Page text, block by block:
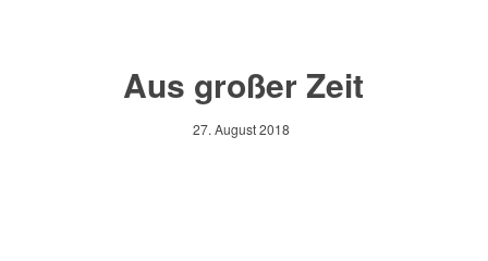
Aus großer Zeit
27. August 2018